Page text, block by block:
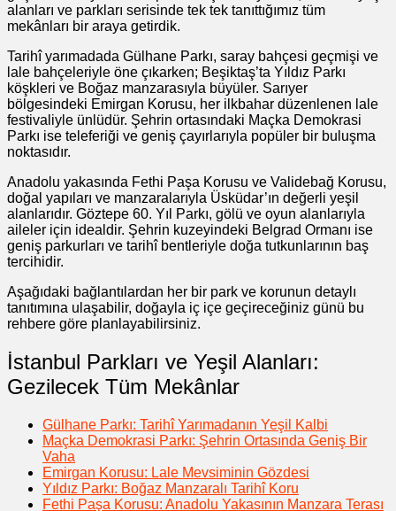
alanları ve parkları serisinde tek tek tanıttığımız tüm
mekânları bir araya getirdik.
Tarihî yarımadada Gülhane Parkı, saray bahçesi geçmişi ve
lale bahçeleriyle öne çıkarken; Beşiktaş’ta Yıldız Parkı
köşkleri ve Boğaz manzarasıyla büyüler. Sarıyer
bölgesindeki Emirgan Korusu, her ilkbahar düzenlenen lale
festivaliyle ünlüdür. Şehrin ortasındaki Maçka Demokrasi
Parkı ise teleferiği ve geniş çayırlarıyla popüler bir buluşma
noktasıdır.
Anadolu yakasında Fethi Paşa Korusu ve Validebağ Korusu,
doğal yapıları ve manzaralarıyla Üsküdar’ın değerli yeşil
alanlarıdır. Göztepe 60. Yıl Parkı, gölü ve oyun alanlarıyla
aileler için idealdir. Şehrin kuzeyindeki Belgrad Ormanı ise
geniş parkurları ve tarihî bentleriyle doğa tutkunlarının baş
tercihidir.
Aşağıdaki bağlantılardan her bir park ve korunun detaylı
tanıtımına ulaşabilir, doğayla iç içe geçireceğiniz günü bu
rehbere göre planlayabilirsiniz.
İstanbul Parkları ve Yeşil Alanları:
Gezilecek Tüm Mekânlar
Gülhane Parkı: Tarihî Yarımadanın Yeşil Kalbi
Maçka Demokrasi Parkı: Şehrin Ortasında Geniş Bir
Vaha
Emirgan Korusu: Lale Mevsiminin Gözdesi
Yıldız Parkı: Boğaz Manzaralı Tarihî Koru
Fethi Paşa Korusu: Anadolu Yakasının Manzara Terası